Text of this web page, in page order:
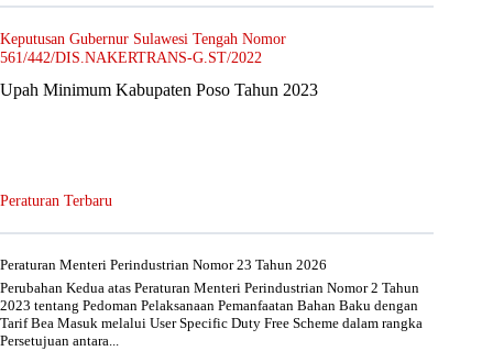
Keputusan Gubernur Sulawesi Tengah Nomor
561/442/DIS.NAKERTRANS-G.ST/2022
Upah Minimum Kabupaten Poso Tahun 2023
Peraturan Terbaru
Peraturan Menteri Perindustrian Nomor 23 Tahun 2026
Perubahan Kedua atas Peraturan Menteri Perindustrian Nomor 2 Tahun
2023 tentang Pedoman Pelaksanaan Pemanfaatan Bahan Baku dengan
Tarif Bea Masuk melalui User Specific Duty Free Scheme dalam rangka
Persetujuan antara...